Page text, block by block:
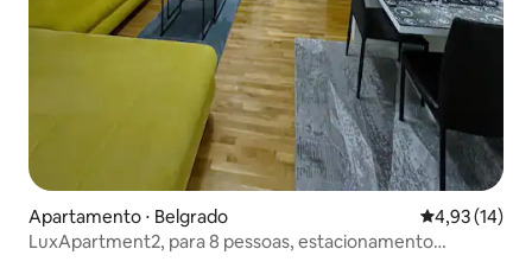
Apartamento ⋅ Belgrado 4,93 de uma
4,93 (14)
LuxApartment2, para 8 pessoas, estacionamento